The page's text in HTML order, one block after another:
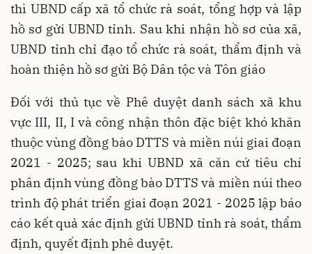
thì UBND cấp xã tổ chức rà soát, tổng hợp và lập
hồ sơ gửi UBND tỉnh. Sau khi nhận hồ sơ của xã,
UBND tỉnh chỉ đạo tổ chức rà soát, thẩm định và
hoàn thiện hồ sơ gửi Bộ Dân tộc và Tôn giáo
Đối với thủ tục về Phê duyệt danh sách xã khu
vực III, II, I và công nhận thôn đặc biệt khó khăn
thuộc vùng đồng bào DTTS và miền núi giai đoạn
2021 - 2025; sau khi UBND xã căn cứ tiêu chí
phân định vùng đồng bào DTTS và miền núi theo
trình độ phát triển giai đoạn 2021 - 2025 lập báo
cáo kết quả xác định gửi UBND tỉnh rà soát, thẩm
định, quyết định phê duyệt.